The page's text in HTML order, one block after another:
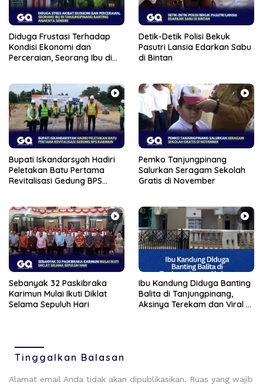
Diduga Frustasi Terhadap
Kondisi Ekonomi dan
Perceraian, Seorang Ibu di
Detik-Detik Polisi Bekuk
Pasutri Lansia Edarkan Sabu
di Bintan
Bupati Iskandarsyah Hadiri
Peletakan Batu Pertama
Revitalisasi Gedung BPS
Pemko Tanjungpinang
Salurkan Seragam Sekolah
Gratis di November
Sebanyak 32 Paskibraka
Karimun Mulai Ikuti Diklat
Selama Sepuluh Hari
Ibu Kandung Diduga Banting
Balita di Tanjungpinang,
Aksinya Terekam dan Viral di
Tinggalkan Balasan
Alamat email Anda tidak akan dipublikasikan. Ruas yang wajib